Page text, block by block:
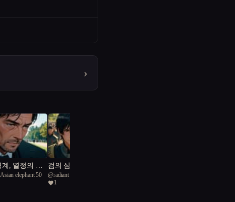
›
계, 열정의 충
elephant 50
검의 심연, 정의의 서사
@radiant Lahonavis 96
1